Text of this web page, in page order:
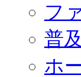
コーチ&
ジュニア
ジュニア
ユース
練習拠点
SCHOOL
CLUB
フ
普
ホ